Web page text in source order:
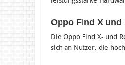
Oppo Find X und
Die Oppo Find X- und
sich an Nutzer, die